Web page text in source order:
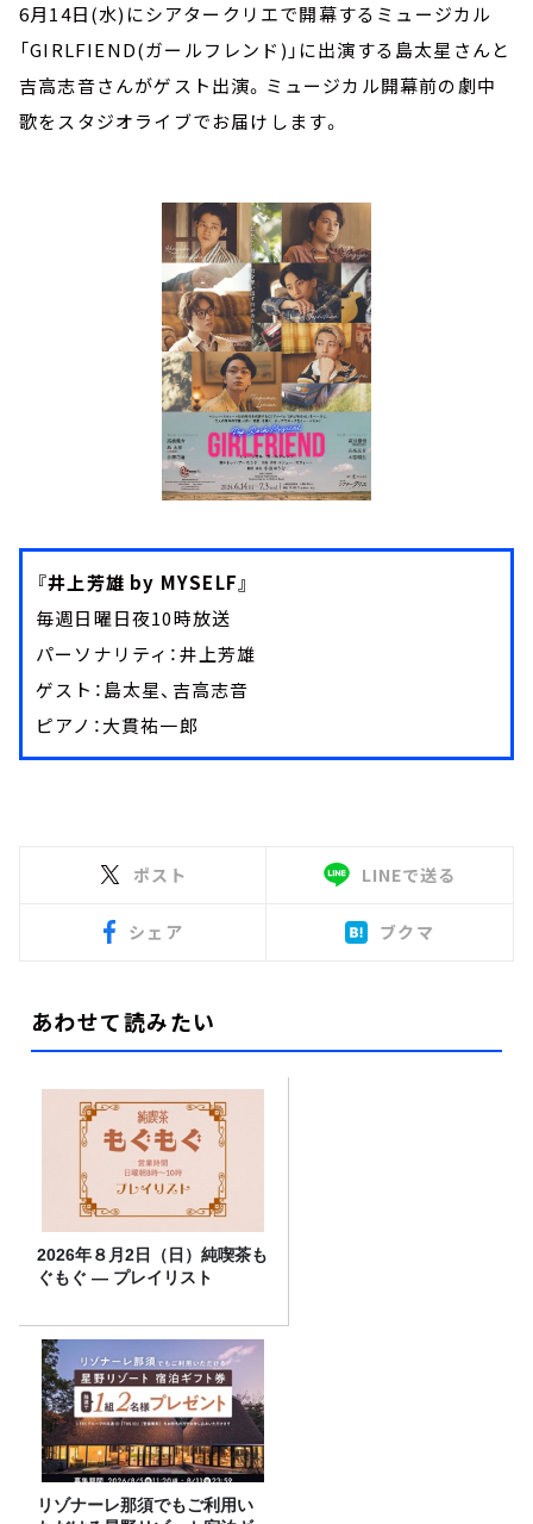
6月14日(水)にシアタークリエで開幕するミュージカル
「GIRLFIEND(ガールフレンド)」に出演する島太星さんと
吉高志音さんがゲスト出演。ミュージカル開幕前の劇中
歌をスタジオライブでお届けします。
『井上芳雄 by MYSELF』
毎週日曜日夜10時放送
パーソナリティ：井上芳雄
ゲスト：島太星、吉高志音
ピアノ：大貫祐一郎
ポスト LINEで送る
シェア ブクマ
あわせて読みたい
2026年８月2日（日）純喫茶も
ぐもぐ ― プレイリスト
リゾナーレ那須でもご利用い